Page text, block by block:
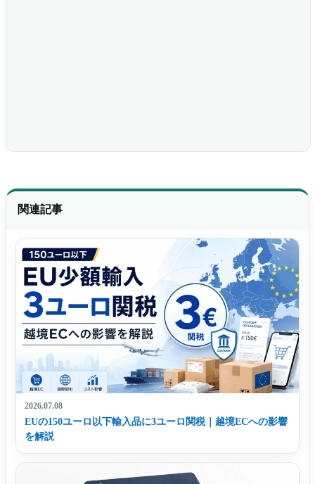
関連記事
2026.07.08
EUの150ユーロ以下輸入品に3ユーロ関税｜越境ECへの影響
を解説